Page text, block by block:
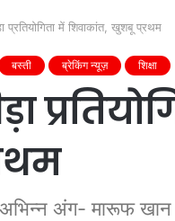
प्रतियोगिता में शिवाकांत, खुशबू प्रथम
बस्ती ब्रेकिंग न्यूज़ शिक्षा
अंग- मारूफ खान